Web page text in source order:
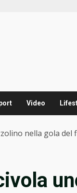
Video
nella gola